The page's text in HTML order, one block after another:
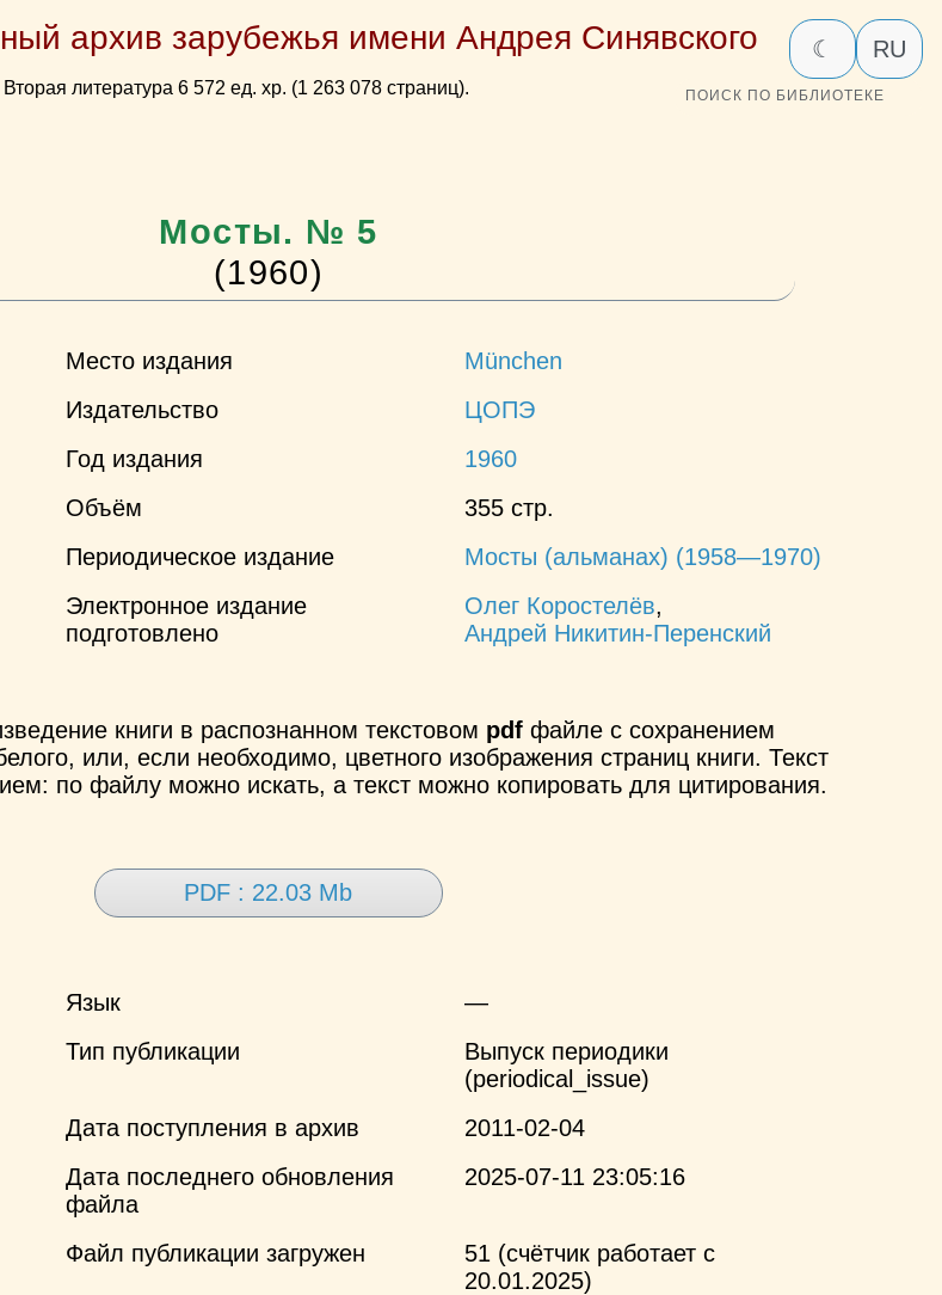
архив зарубежья имени Андрея Синявского
литература 6 572 ед. хр. (1 263 078 страниц).
☾ RU
ПОИСК ПО БИБЛИОТЕКЕ
Мосты. № 5
(1960)
Место издания
München
Издательство
ЦОПЭ
Год издания
1960
Объём
355 стр.
Периодическое издание
Мосты (альманах) (1958—1970)
Электронное издание
подготовлено
Олег Коростелёв,
Андрей Никитин-Перенский
книги в распознанном текстовом pdf файле с сохранением
или, если необходимо, цветного изображения страниц книги. Текст
по файлу можно искать, а текст можно копировать для цитирования.
PDF : 22.03 Mb
Язык
—
Тип публикации
Выпуск периодики
(periodical_issue)
Дата поступления в архив
2011-02-04
Дата последнего обновления
файла
2025-07-11 23:05:16
Файл публикации загружен
51 (счётчик работает с
20.01.2025)